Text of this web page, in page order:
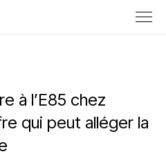
à l’E85 chez
qui peut alléger la